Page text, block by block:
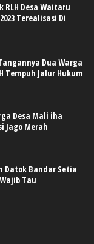
Desa Waitaru
Terealisasi Di
Dua Warga
Tempuh Jalur Hukum
Desa Mali iha
Jago Merah
Datok Bandar Setia
Tau